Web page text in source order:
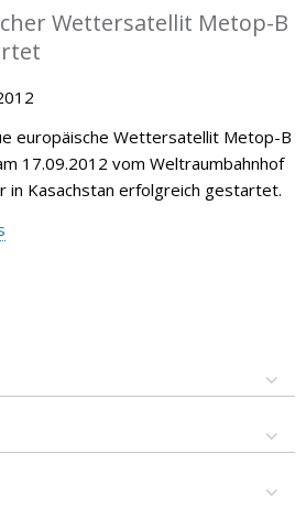
Wettersatellit Metop-B
europäische Wettersatellit Metop-B
17.09.2012 vom Weltraumbahnhof
in Kasachstan erfolgreich gestartet.